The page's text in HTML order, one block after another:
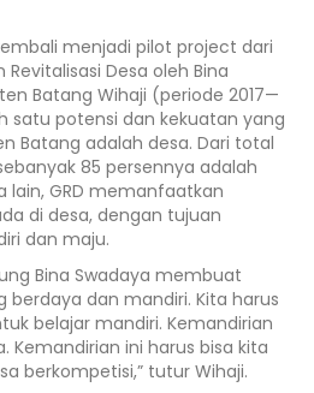
menjadi pilot project dari
Desa oleh Bina
Batang Wihaji (periode 2017—
satu potensi dan kekuatan yang
Batang adalah desa. Dari total
85 persennya adalah
lain, GRD memanfaatkan
di desa, dengan tujuan
dan maju.
Bina Swadaya membuat
berdaya dan mandiri. Kita harus
belajar mandiri. Kemandirian
Kemandirian ini harus bisa kita
berkompetisi,” tutur Wihaji.